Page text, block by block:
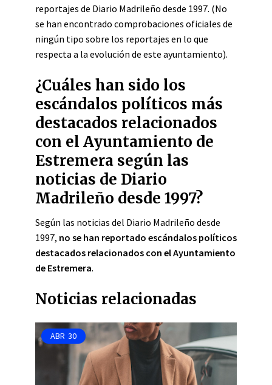
reportajes de Diario Madrileño desde 1997. (No
se han encontrado comprobaciones oficiales de
ningún tipo sobre los reportajes en lo que
respecta a la evolución de este ayuntamiento).
¿Cuáles han sido los
escándalos políticos más
destacados relacionados
con el Ayuntamiento de
Estremera según las
noticias de Diario
Madrileño desde 1997?
Según las noticias del Diario Madrileño desde
1997, no se han reportado escándalos políticos
destacados relacionados con el Ayuntamiento
de Estremera.
Noticias relacionadas
ABR 30